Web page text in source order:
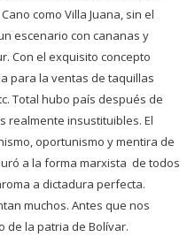
como Villa Juana, sin el
escenario con cananas y
Con el exquisito concepto
para la ventas de taquillas
Total hubo país después de
realmente insustituibles. El
oportunismo y mentira de
a la forma marxista de todos
a dictadura perfecta.
muchos. Antes que nos
de la patria de Bolívar.